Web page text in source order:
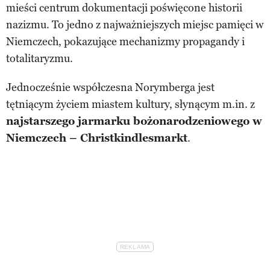
mieści centrum dokumentacji poświęcone historii
nazizmu. To jedno z najważniejszych miejsc pamięci w
Niemczech, pokazujące mechanizmy propagandy i
totalitaryzmu.
Jednocześnie współczesna Norymberga jest
tętniącym życiem miastem kultury, słynącym m.in. z
najstarszego jarmarku bożonarodzeniowego w
Niemczech – Christkindlesmarkt.